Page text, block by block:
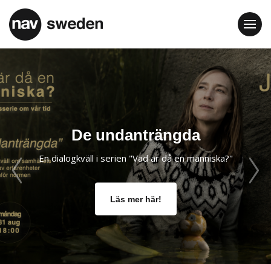
De undanträngda
En dialogkväll i serien "Vad är då en människa?"
Läs mer här!